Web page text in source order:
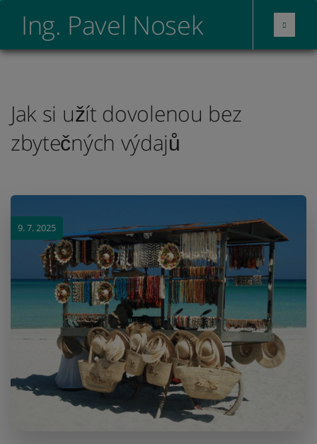
Ing. Pavel Nosek
Jak si užít dovolenou bez
zbytečných výdajů
9. 7. 2025